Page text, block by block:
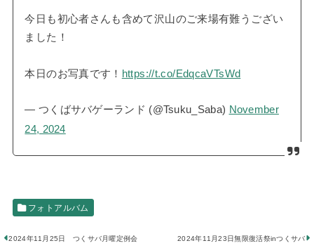
今日も初心者さんも含めて沢山のご来場有難うござい
ました！
本日のお写真です！ https://t.co/EdqcaVTsWd
— つくばサバゲーランド (@Tsuku_Saba) November
24, 2024
フォトアルバム
2024年11月25日 つくサバ月曜定例会 2024年11月23日無限復活祭inつくサバ